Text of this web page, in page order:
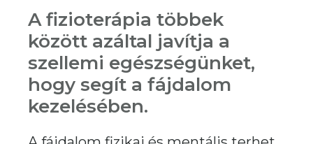
A fizioterápia többek
között azáltal javítja a
szellemi egészségünket,
hogy segít a fájdalom
kezelésében.